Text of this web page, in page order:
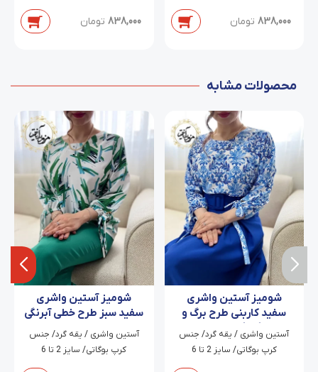
838,000 تومان 838,000 تومان
محصولات مشابه
شومیز آستین واشری
سفید کاربنی طرح برگ و
گلبرگ ملیسا
آستین واشری / یقه گرد/ جنس
کرپ بوگاتی/ سایز 2 تا 6
شومیز آستین واشری
سفید سبز طرح خطی آبرنگی
آرا
آستین واشری / یقه گرد/ جنس
کرپ بوگاتی/ سایز 2 تا 6